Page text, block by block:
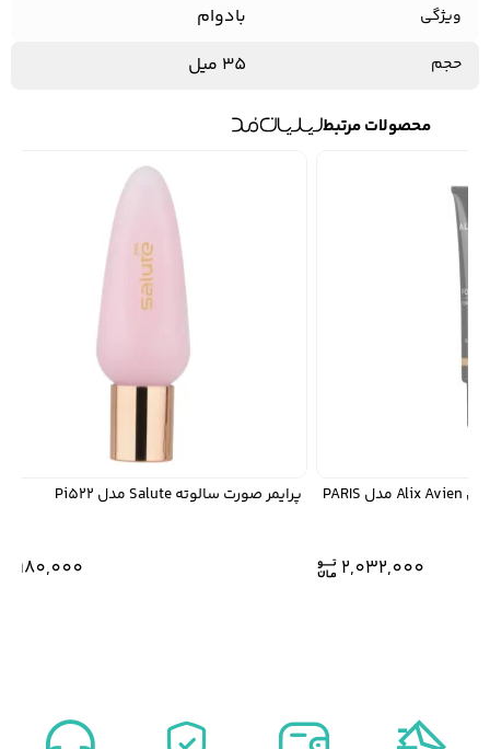
ویژگی بادوام
حجم 35 میل
محصولات مرتبط
2,032,000
پرایمر صورت سالوته Salute مدل Pi522
1,980,000